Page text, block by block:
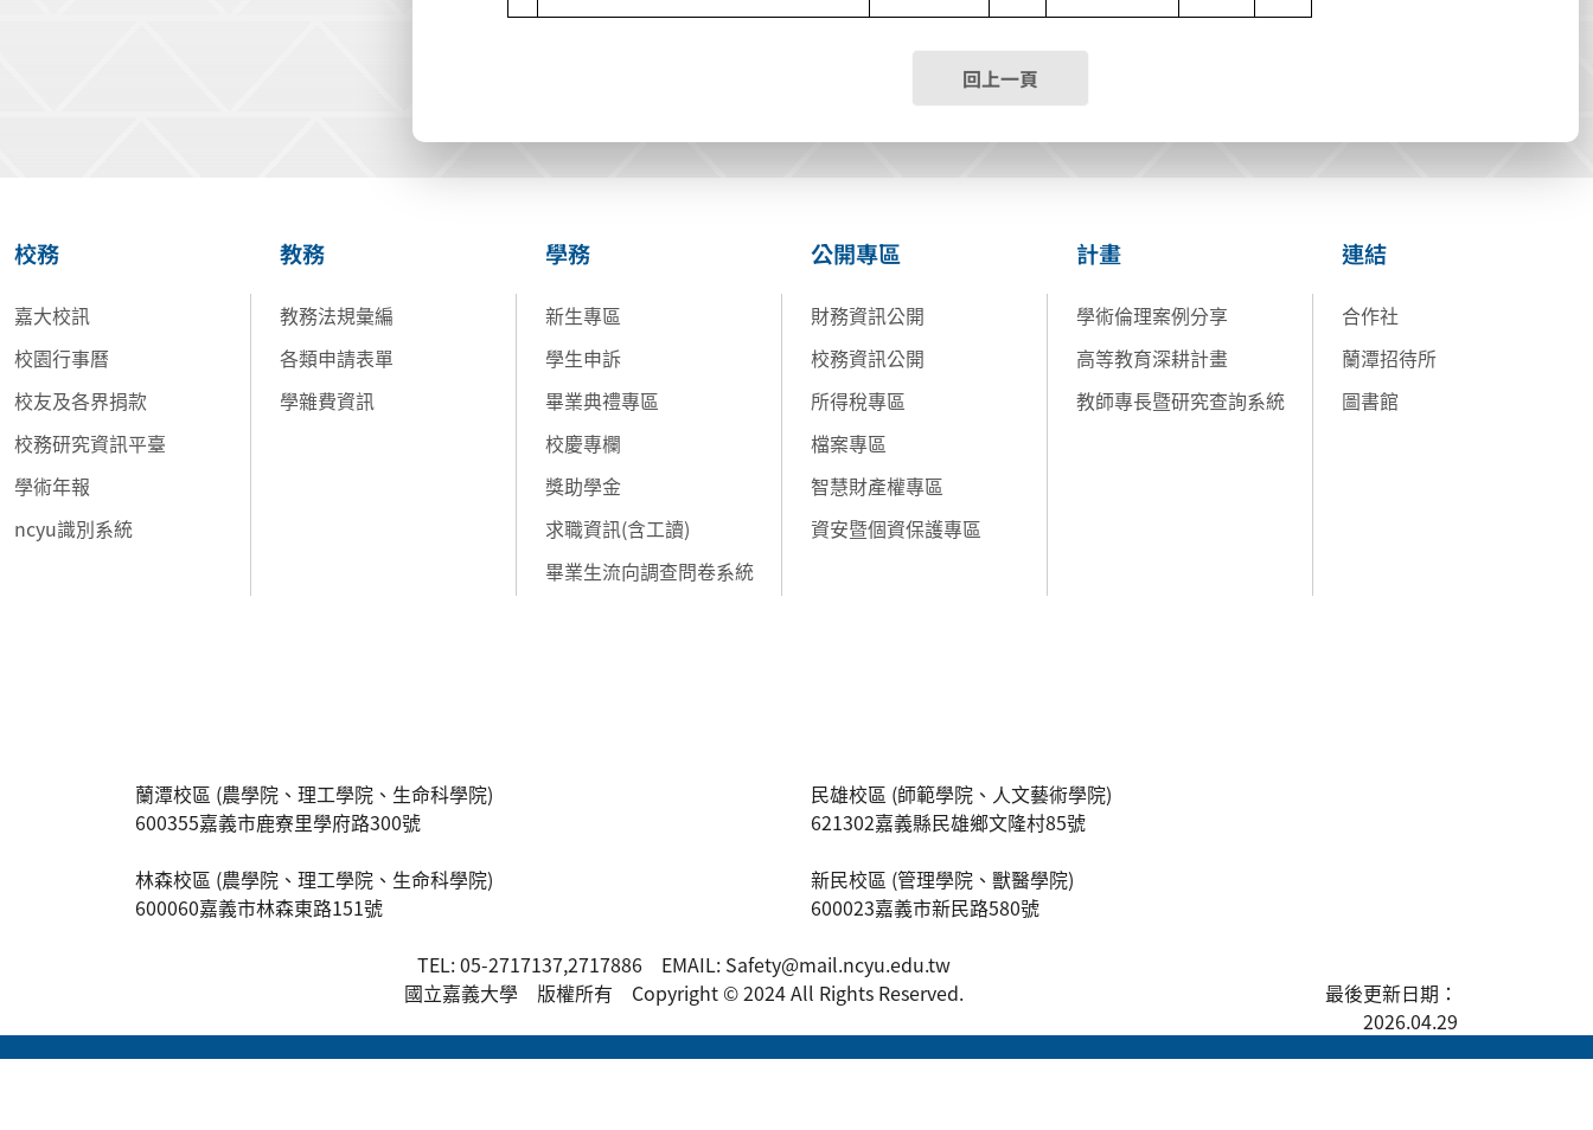
回上一頁
校務
嘉大校訊
校園行事曆
校友及各界捐款
校務研究資訊平臺
學術年報
ncyu識別系統
教務
教務法規彙編
各類申請表單
學雜費資訊
學務
新生專區
學生申訴
畢業典禮專區
校慶專欄
獎助學金
求職資訊(含工讀)
畢業生流向調查問卷系統
公開專區
財務資訊公開
校務資訊公開
所得稅專區
檔案專區
智慧財產權專區
資安暨個資保護專區
計畫
學術倫理案例分享
高等教育深耕計畫
教師專長暨研究查詢系統
連結
合作社
蘭潭招待所
圖書館
蘭潭校區 (農學院、理工學院、生命科學院)
600355嘉義市鹿寮里學府路300號
民雄校區 (師範學院、人文藝術學院)
621302嘉義縣民雄鄉文隆村85號
林森校區 (農學院、理工學院、生命科學院)
600060嘉義市林森東路151號
新民校區 (管理學院、獸醫學院)
600023嘉義市新民路580號
TEL: 05-2717137,2717886 EMAIL: Safety@mail.ncyu.edu.tw
國立嘉義大學 版權所有 Copyright © 2024 All Rights Reserved.
最後更新日期：
2026.04.29